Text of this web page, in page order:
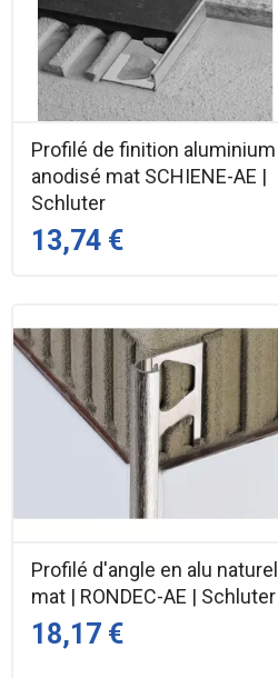
Profilé de finition aluminium
anodisé mat SCHIENE-AE |
Schluter
13,74 €
Profilé d'angle en alu naturel
mat | RONDEC-AE | Schluter
18,17 €